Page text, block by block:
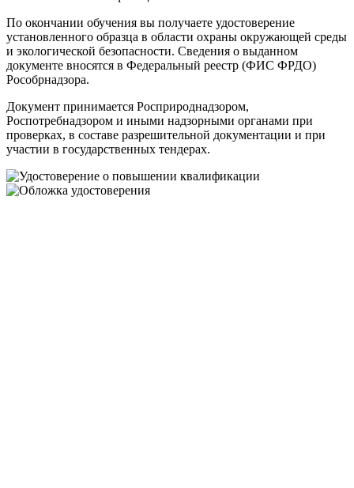
По окончании обучения вы получаете удостоверение
установленного образца в области охраны окружающей среды
и экологической безопасности. Сведения о выданном
документе вносятся в Федеральный реестр (ФИС ФРДО)
Рособрнадзора.
Документ принимается Росприроднадзором,
Роспотребнадзором и иными надзорными органами при
проверках, в составе разрешительной документации и при
участии в государственных тендерах.